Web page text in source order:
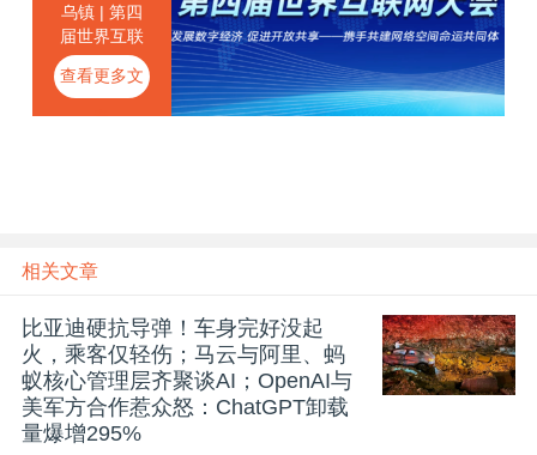
乌镇 | 第四
届世界互联
网大会
查看更多文
章
相关文章
比亚迪硬抗导弹！车身完好没起
火，乘客仅轻伤；马云与阿里、蚂
蚁核心管理层齐聚谈AI；OpenAI与
美军方合作惹众怒：ChatGPT卸载
量爆增295%